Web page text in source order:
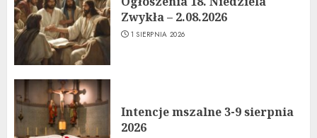
Zwykła – 2.08.2026
1 SIERPNIA 2026
Intencje mszalne 3-9 sierpnia
2026